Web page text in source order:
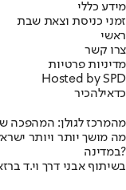
מידע כללי
זמני כניסת וצאת שבת
ראשי
צרו קשר
מדיניות פרטיות
Hosted by SPD
כדאילהכיר
מהמרכז לגולן: המהפכה
מה מושך יותר ויותר
במדינה?
בשיתוף אבני דרך וי.ד